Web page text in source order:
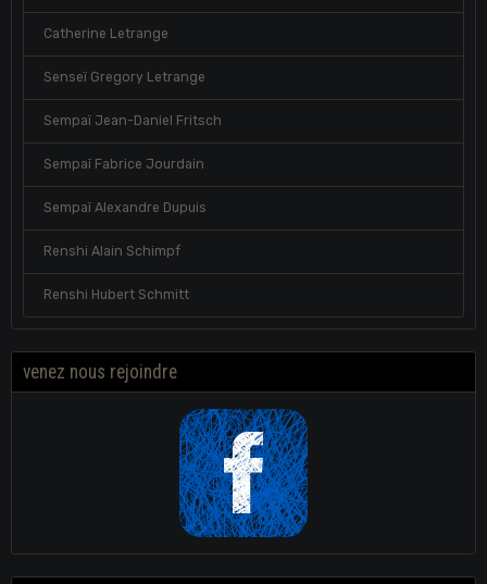
Catherine Letrange
Senseï Gregory Letrange
Sempaï Jean-Daniel Fritsch
Sempaï Fabrice Jourdain
Sempaï Alexandre Dupuis
Renshi Alain Schimpf
Renshi Hubert Schmitt
venez nous rejoindre